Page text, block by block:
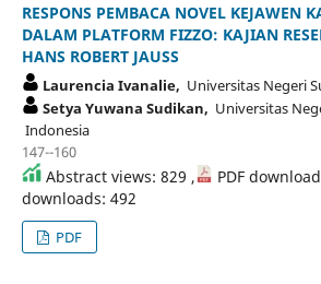
RESPONS PEMBACA NOVEL KEJAWEN
DALAM PLATFORM FIZZO: KAJIAN
HANS ROBERT JAUSS
Laurencia Ivanalie, Universitas Negeri
Setya Yuwana Sudikan, Universitas
Indonesia
147--160
Abstract views: 829 , PDF
downloads: 492
PDF